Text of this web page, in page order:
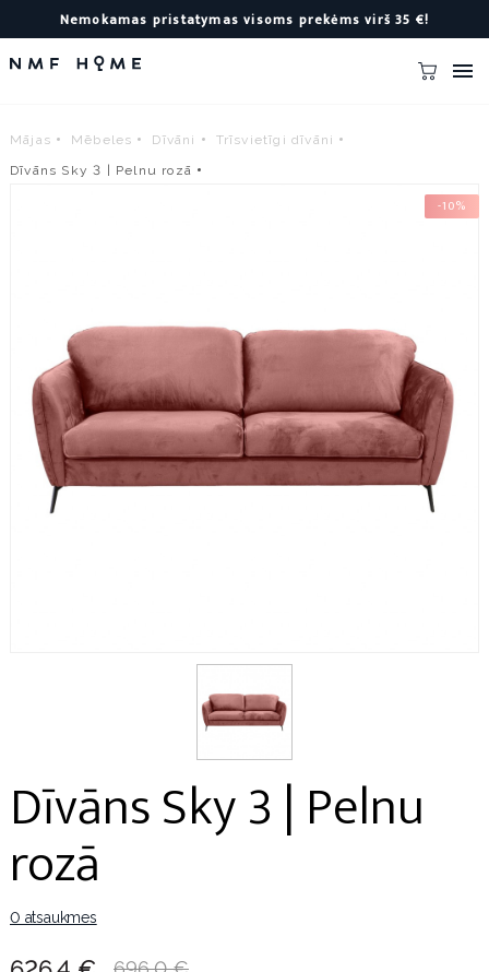
Nemokamas pristatymas visoms prekėms virš 35 €!

Mājas Mēbeles Dīvāni
Trīsvietīgi dīvāni
Dīvāns Sky 3 | Pelnu rozā
-10%
Dīvāns Sky 3 | Pelnu
rozā
0 atsaukmes